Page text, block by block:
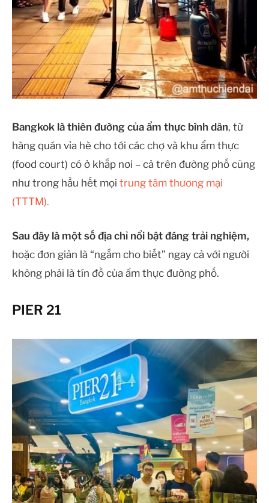
Bangkok là thiên đường của ẩm thực bình dân, từ
hàng quán vỉa hè cho tới các chợ và khu ẩm thực
(food court) có ở khắp nơi – cả trên đường phố cũng
như trong hầu hết mọi trung tâm thương mại
(TTTM).
Sau đây là một số địa chỉ nổi bật đáng trải nghiệm,
hoặc đơn giản là “ngắm cho biết” ngay cả với người
không phải là tín đồ của ẩm thực đường phố.
PIER 21